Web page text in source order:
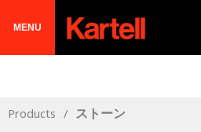
MENU
Products / ストーン